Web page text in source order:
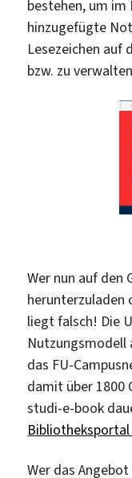
bestehen, um
hinzugefügte
Lesezeichen auf
bzw. zu
Wer nun auf den
herunterzuladen
liegt falsch! Die
Nutzungsmodell
das FU-
damit über 1800
studi-e-book
Wer das